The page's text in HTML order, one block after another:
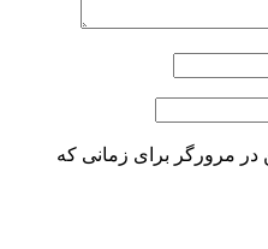
در مرورگر برای زمانی که